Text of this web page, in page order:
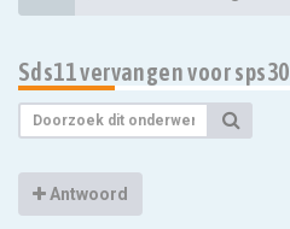
Sds11 vervangen voor sps30
Antwoord